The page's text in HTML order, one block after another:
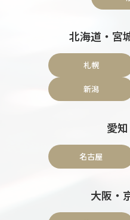
北海道・宮
札幌
新潟
愛
名古屋
大阪・